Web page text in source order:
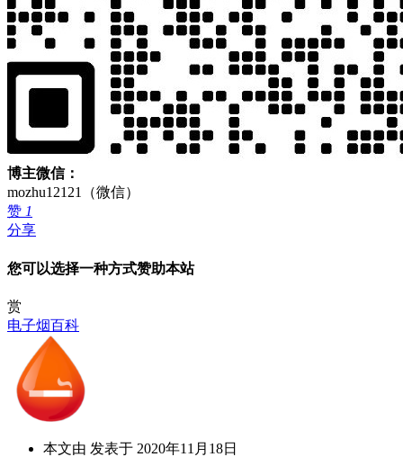
博主微信：
mozhu12121（微信）
赞 1
分享
您可以选择一种方式赞助本站
赏
电子烟百科
本文由 发表于 2020年11月18日